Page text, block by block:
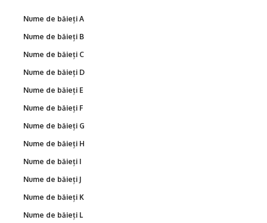
Nume de băieți A
Nume de băieți B
Nume de băieți C
Nume de băieți D
Nume de băieți E
Nume de băieți F
Nume de băieți G
Nume de băieți H
Nume de băieți I
Nume de băieți J
Nume de băieți K
Nume de băieți L